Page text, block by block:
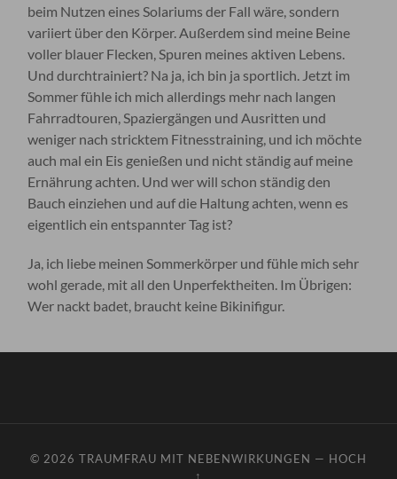
beim Nutzen eines Solariums der Fall wäre, sondern
variiert über den Körper. Außerdem sind meine Beine
voller blauer Flecken, Spuren meines aktiven Lebens.
Und durchtrainiert? Na ja, ich bin ja sportlich. Jetzt im
Sommer fühle ich mich allerdings mehr nach langen
Fahrradtouren, Spaziergängen und Ausritten und
weniger nach stricktem Fitnesstraining, und ich möchte
auch mal ein Eis genießen und nicht ständig auf meine
Ernährung achten. Und wer will schon ständig den
Bauch einziehen und auf die Haltung achten, wenn es
eigentlich ein entspannter Tag ist?
Ja, ich liebe meinen Sommerkörper und fühle mich sehr
wohl gerade, mit all den Unperfektheiten. Im Übrigen:
Wer nackt badet, braucht keine Bikinifigur.
© 2026 TRAUMFRAU MIT NEBENWIRKUNGEN — HOCH
↑